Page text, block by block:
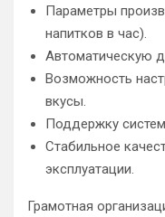
Параметры
напитков в час).
Автоматическую
Возможность
вкусы.
Поддержку
Стабильное
эксплуатации.
Грамотная